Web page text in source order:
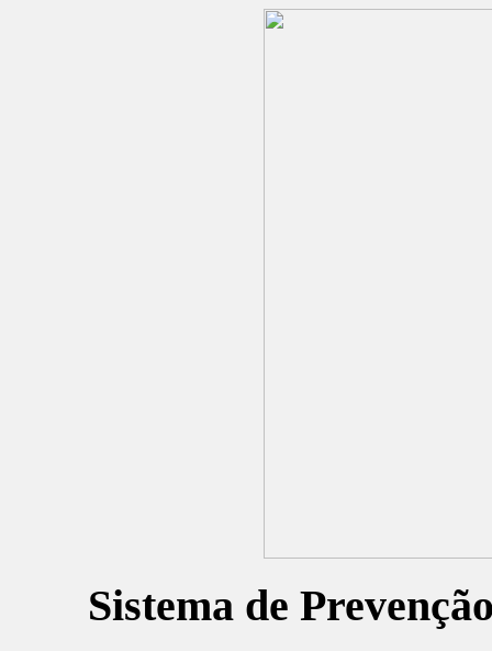
Sistema de